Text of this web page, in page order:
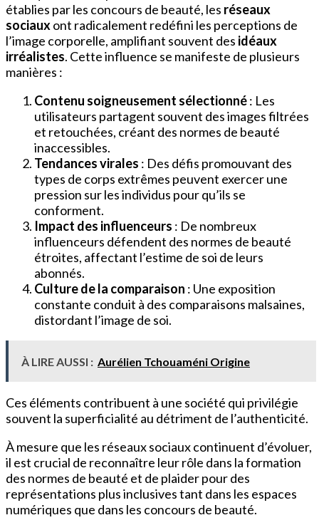
établies par les concours de beauté, les réseaux
sociauxont radicalement redéfini les perceptions de
l’image corporelle, amplifiant souvent des idéaux
irréalistes. Cette influence se manifeste de plusieurs
manières :
Contenu soigneusement sélectionné: Les
utilisateurs partagent souvent des images filtrées
et retouchées, créant des normes de beauté
inaccessibles.
Tendances virales : Des défis promouvant des
types de corps extrêmes peuvent exercer une
pression sur les individus pour qu’ils se
conforment.
Impact des influenceurs : De nombreux
influenceurs défendent des normes de beauté
étroites, affectant l’estime de soi de leurs
abonnés.
Culture de la comparaison : Une exposition
constante conduit à des comparaisons malsaines,
distordant l’image de soi.
À LIRE AUSSI : Aurélien Tchouaméni Origine
Ces éléments contribuent à une société qui privilégie
souvent la superficialité au détriment de l’authenticité.
À mesure que les réseaux sociaux continuent d’évoluer,
il est crucial de reconnaître leur rôle dans la formation
des normes de beauté et de plaider pour des
représentations plus inclusives tant dans les espaces
numériques que dans les concours de beauté.